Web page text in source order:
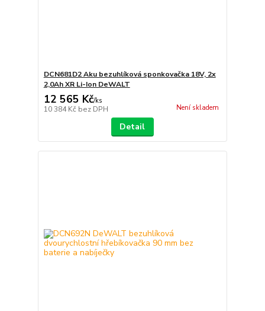
DCN681D2 Aku bezuhlíková sponkovačka 18V, 2x
2,0Ah XR Li-Ion DeWALT
12 565 Kč/ks
10 384 Kč bez DPH Není skladem
Detail